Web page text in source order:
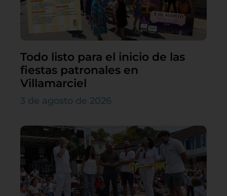
Todo listo para el inicio de las
fiestas patronales en
Villamarciel
3 de agosto de 2026